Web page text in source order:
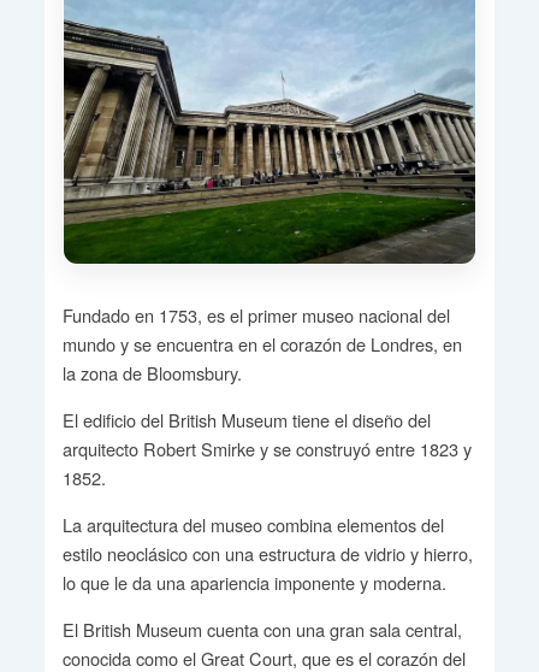
Fundado en 1753, es el primer museo nacional del
mundo y se encuentra en el corazón de Londres, en
la zona de Bloomsbury.
El edificio del British Museum tiene el diseño del
arquitecto Robert Smirke y se construyó entre 1823 y
1852.
La arquitectura del museo combina elementos del
estilo neoclásico con una estructura de vidrio y hierro,
lo que le da una apariencia imponente y moderna.
El British Museum cuenta con una gran sala central,
conocida como el Great Court, que es el corazón del